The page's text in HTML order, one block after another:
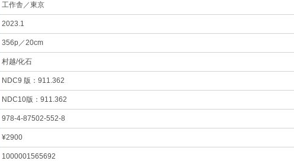
工作舎／東京
2023.1
356p／20cm
村越/化石
NDC9 版：911.362
NDC10版：911.362
978-4-87502-552-8
¥2900
1000001565692